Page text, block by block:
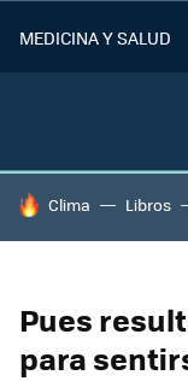
MEDICINA Y SALUD
HOY SE HABLA DE
Clima Libros
Pues
para